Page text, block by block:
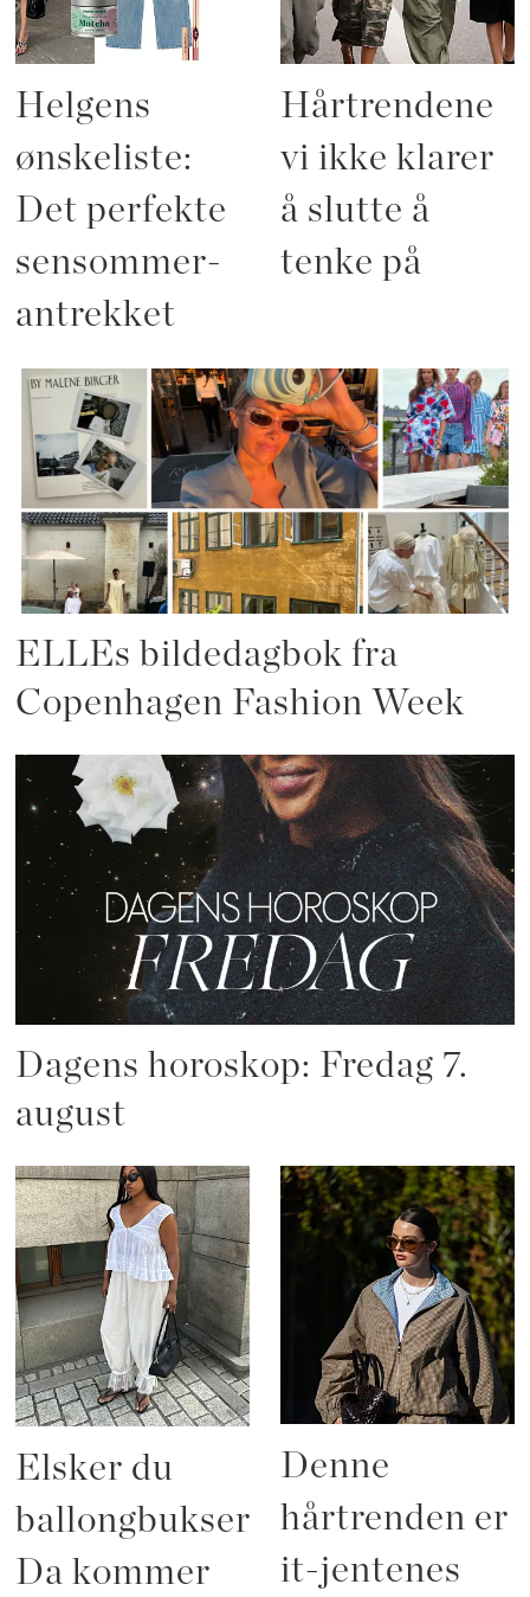
Helgens
ønskeliste:
Det perfekte
sensommer-
antrekket
Hårtrendene
vi ikke klarer
å slutte å
tenke på
ELLEs bildedagbok fra
Copenhagen Fashion Week
Dagens horoskop: Fredag 7.
august
Elsker du
ballongbukser?
Da kommer
Denne
hårtrenden er
it-jentenes